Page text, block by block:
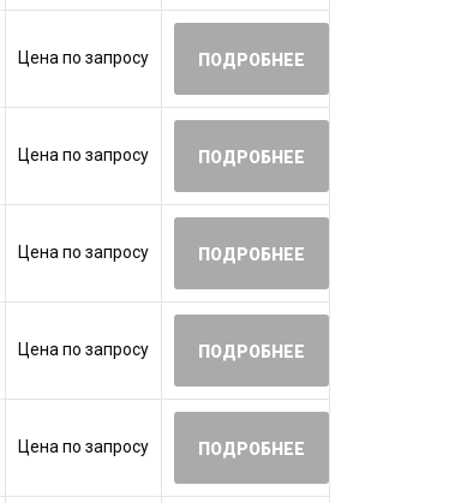
Цена по запросу ПОДРОБНЕЕ
Цена по запросу ПОДРОБНЕЕ
Цена по запросу ПОДРОБНЕЕ
Цена по запросу ПОДРОБНЕЕ
Цена по запросу ПОДРОБНЕЕ